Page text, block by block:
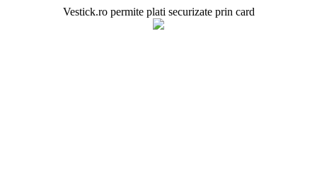
Vestick.ro permite plati securizate prin card